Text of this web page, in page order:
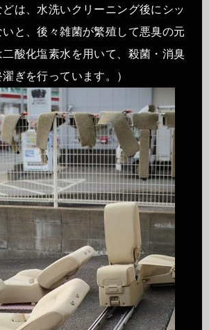
は、水洗いクリーニング後にシッ
と、後々雑菌が繁殖して悪臭の元
酸化塩素水を用いて、殺菌・消臭
ぎを行っています。）